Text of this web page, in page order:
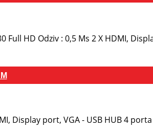
Full HD Odziv : 0,5 Ms 2 X HDMI,
Display port, VGA - USB HUB 4